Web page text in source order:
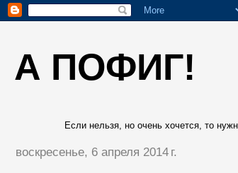
А ПОФИГ!
Если нельзя, но очень хочется, то
воскресенье, 6 апреля 2014 г.